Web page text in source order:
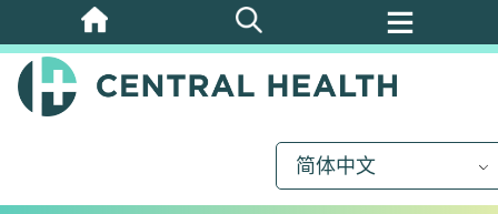
跳
至
主
简体中文